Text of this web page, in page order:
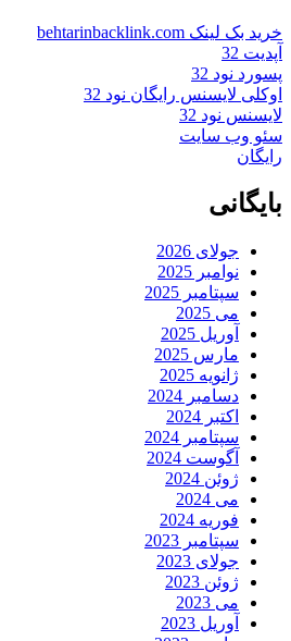
خرید بک لینک behtarinbacklink.com
آپدیت 32
پسورد نود 32
اوکلی لایسنس رایگان نود 32
لایسنس نود 32
سئو وب سایت
رایگان
بایگانی
جولای 2026
نوامبر 2025
سپتامبر 2025
می 2025
آوریل 2025
مارس 2025
ژانویه 2025
دسامبر 2024
اکتبر 2024
سپتامبر 2024
آگوست 2024
ژوئن 2024
می 2024
فوریه 2024
سپتامبر 2023
جولای 2023
ژوئن 2023
می 2023
آوریل 2023